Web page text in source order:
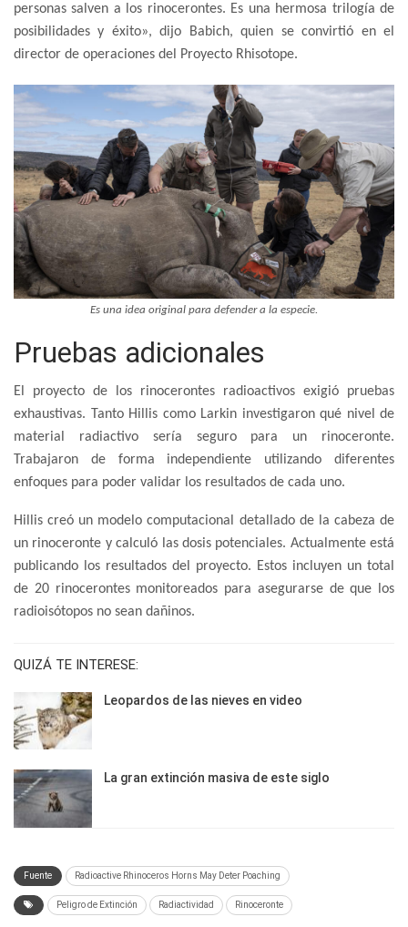
personas salven a los rinocerontes. Es una hermosa trilogía de
posibilidades y éxito», dijo Babich, quien se convirtió en el
director de operaciones del Proyecto Rhisotope.
Es una idea original para defender a la especie.
Pruebas adicionales
El proyecto de los rinocerontes radioactivos exigió pruebas
exhaustivas. Tanto Hillis como Larkin investigaron qué nivel de
material radiactivo sería seguro para un rinoceronte.
Trabajaron de forma independiente utilizando diferentes
enfoques para poder validar los resultados de cada uno.
Hillis creó un modelo computacional detallado de la cabeza de
un rinoceronte y calculó las dosis potenciales. Actualmente está
publicando los resultados del proyecto. Estos incluyen un total
de 20 rinocerontes monitoreados para asegurarse de que los
radioisótopos no sean dañinos.
QUIZÁ TE INTERESE:
Leopardos de las nieves en video
La gran extinción masiva de este siglo
Fuente Radioactive Rhinoceros Horns May Deter Poaching
Peligro de Extinción Radiactividad Rinoceronte